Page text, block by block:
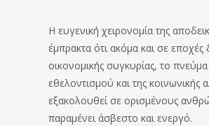
Η ευγενική χειρονομία της
έμπρακτα ότι ακόμα και σε
οικονομικής συγκυρίας, το πνεύμα
εθελοντισμού και της κοινωνικής
εξακολουθεί σε ορισμένους
παραμένει άσβεστο και ενεργό.